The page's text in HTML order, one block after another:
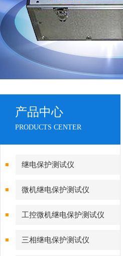
产品中心
PRODUCTS CENTER
继电保护测试仪
微机继电保护测试仪
工控微机继电保护测试仪
三相继电保护测试仪